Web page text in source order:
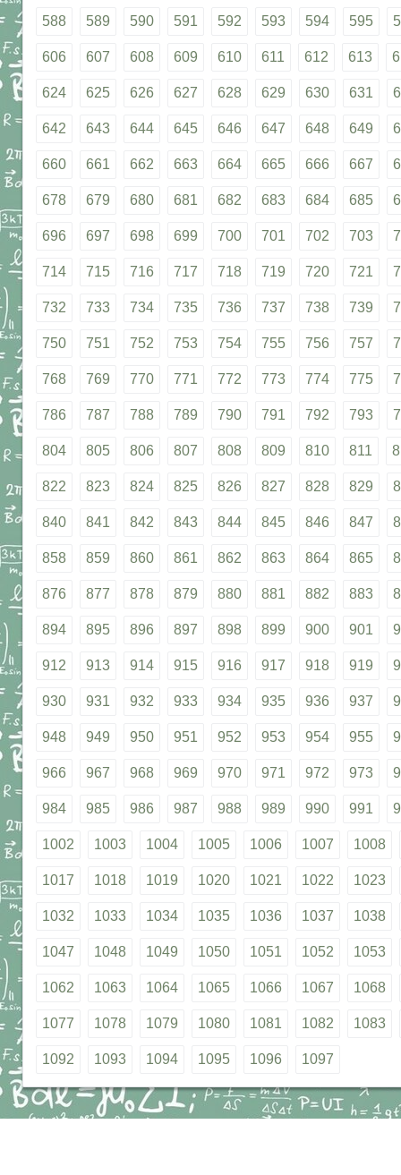
588 589 590 591 592 593 594 595
606 607 608 609 610 611 612 613
624 625 626 627 628 629 630 631
642 643 644 645 646 647 648 649
660 661 662 663 664 665 666 667
678 679 680 681 682 683 684 685
696 697 698 699 700 701 702 703
714 715 716 717 718 719 720 721
732 733 734 735 736 737 738 739
750 751 752 753 754 755 756 757
768 769 770 771 772 773 774 775
786 787 788 789 790 791 792 793
804 805 806 807 808 809 810 811
822 823 824 825 826 827 828 829
840 841 842 843 844 845 846 847
858 859 860 861 862 863 864 865
876 877 878 879 880 881 882 883
894 895 896 897 898 899 900 901
912 913 914 915 916 917 918 919
930 931 932 933 934 935 936 937
948 949 950 951 952 953 954 955
966 967 968 969 970 971 972 973
984 985 986 987 988 989 990 991
1002 1003 1004 1005 1006 1007 1008
1017 1018 1019 1020 1021 1022 1023
1032 1033 1034 1035 1036 1037 1038
1047 1048 1049 1050 1051 1052 1053
1062 1063 1064 1065 1066 1067 1068
1077 1078 1079 1080 1081 1082 1083
1092 1093 1094 1095 1096 1097